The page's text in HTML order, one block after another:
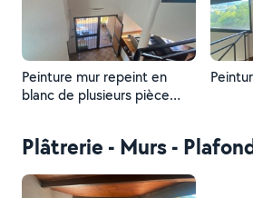
Peinture mur repeint en
blanc de plusieurs pièce
Plâtrerie - Murs -